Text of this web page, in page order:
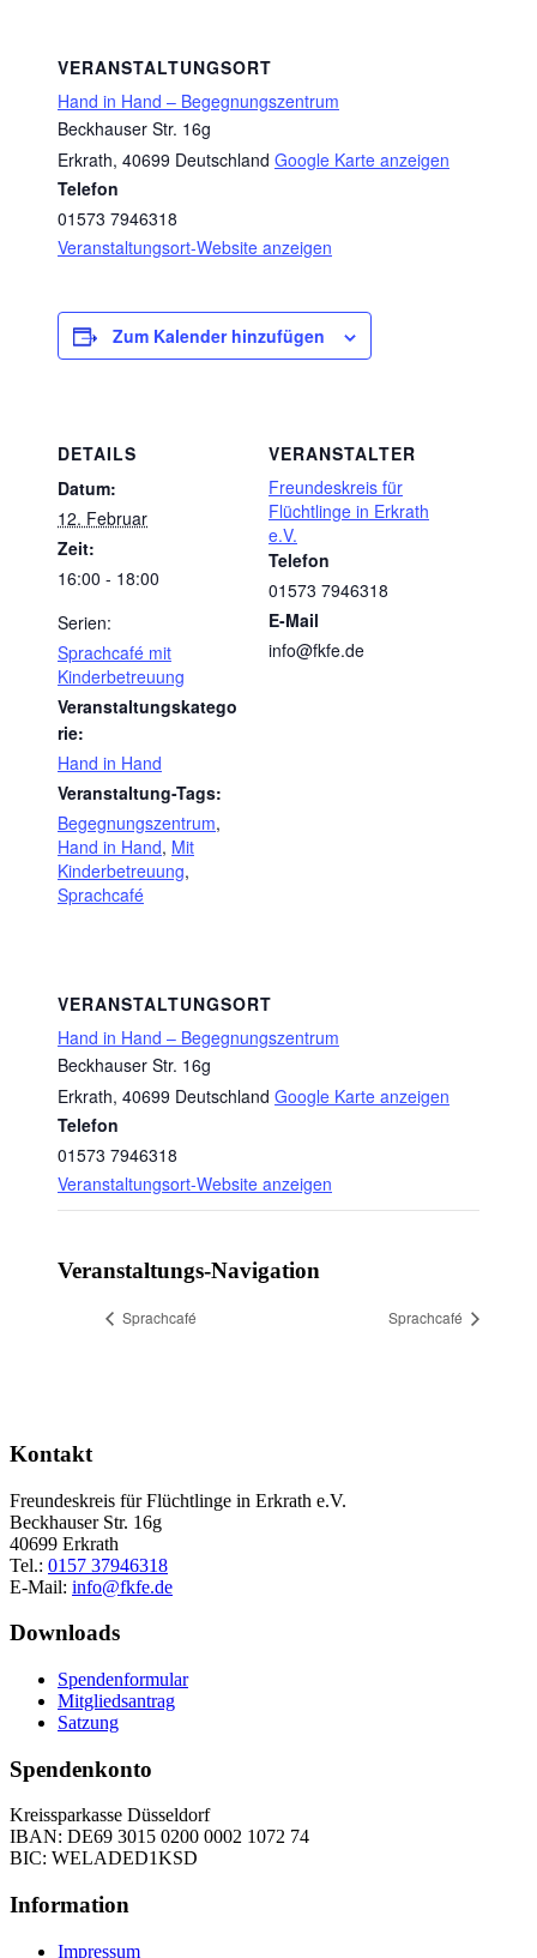
VERANSTALTUNGSORT
Hand in Hand – Begegnungszentrum
Beckhauser Str. 16g
Erkrath, 40699 Deutschland Google Karte anzeigen
Telefon
01573 7946318
Veranstaltungsort-Website anzeigen
Zum Kalender hinzufügen
DETAILS
Datum:
12. Februar
Zeit:
16:00 - 18:00
Serien:
Sprachcafé mit
Kinderbetreuung
Veranstaltungskatego
rie:
Hand in Hand
Veranstaltung-Tags:
Begegnungszentrum,
Hand in Hand, Mit
Kinderbetreuung,
Sprachcafé
VERANSTALTER
Freundeskreis für
Flüchtlinge in Erkrath
e.V.
Telefon
01573 7946318
E-Mail
info@fkfe.de
VERANSTALTUNGSORT
Hand in Hand – Begegnungszentrum
Beckhauser Str. 16g
Erkrath, 40699 Deutschland Google Karte anzeigen
Telefon
01573 7946318
Veranstaltungsort-Website anzeigen
Veranstaltungs-Navigation
Sprachcafé Sprachcafé
Kontakt
Freundeskreis für Flüchtlinge in Erkrath e.V.
Beckhauser Str. 16g
40699 Erkrath
Tel.: 0157 37946318
E-Mail: info@fkfe.de
Downloads
Spendenformular
Mitgliedsantrag
Satzung
Spendenkonto
Kreissparkasse Düsseldorf
IBAN: DE69 3015 0200 0002 1072 74
BIC: WELADED1KSD
Information
Impressum